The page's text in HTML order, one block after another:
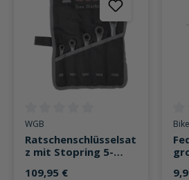
Durchschnittliche Bewertung von 0
WGB
Ratschenschlüsselsat
z mit Stopring 5-
109,95 €